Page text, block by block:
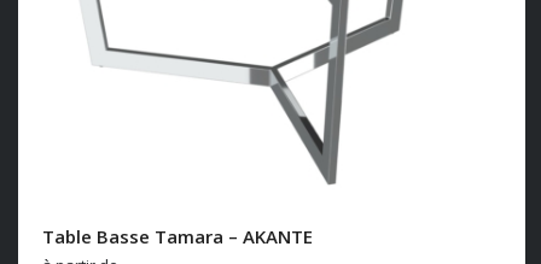
Table Basse Tamara – AKANTE